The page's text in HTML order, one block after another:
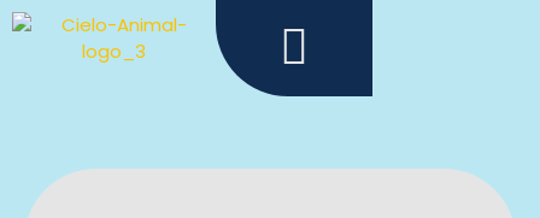
al
contenido